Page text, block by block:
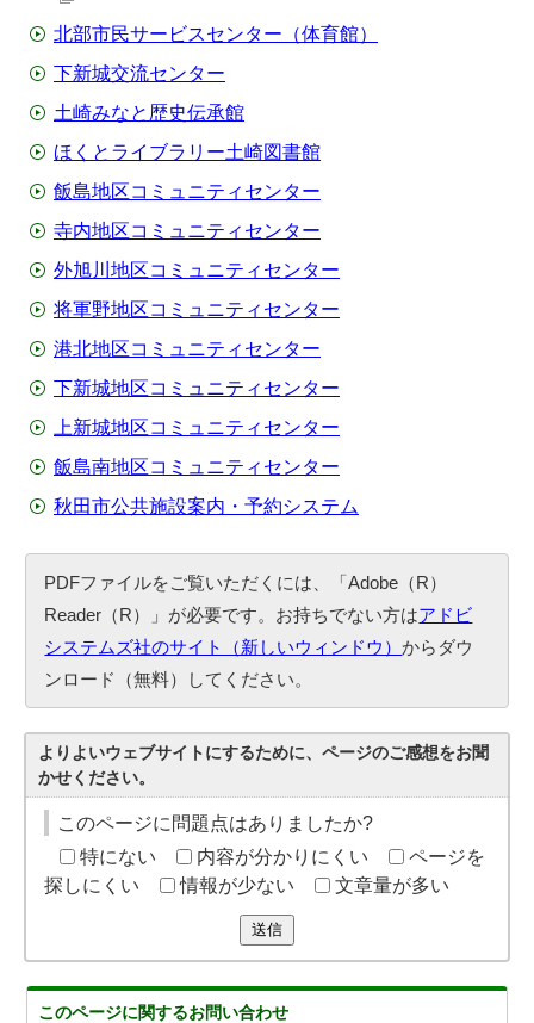
北部市民サービスセンター（体育館）
下新城交流センター
土崎みなと歴史伝承館
ほくとライブラリー土崎図書館
飯島地区コミュニティセンター
寺内地区コミュニティセンター
外旭川地区コミュニティセンター
将軍野地区コミュニティセンター
港北地区コミュニティセンター
下新城地区コミュニティセンター
上新城地区コミュニティセンター
飯島南地区コミュニティセンター
秋田市公共施設案内・予約システム
PDFファイルをご覧いただくには、「Adobe（R）
Reader（R）」が必要です。お持ちでない方はアドビ
システムズ社のサイト（新しいウィンドウ）からダウ
ンロード（無料）してください。
よりよいウェブサイトにするために、ページのご感想をお聞
かせください。
このページに問題点はありましたか?
特にない
内容が分かりにくい
ページを
探しにくい
情報が少ない 文章量が多い
送信
このページに関するお問い合わせ